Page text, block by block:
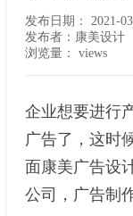
发布日期： 2021-
发布者：康美设计
浏览量： views
企业想要进行
广告了，这时
面康美广告设
公司，广告制